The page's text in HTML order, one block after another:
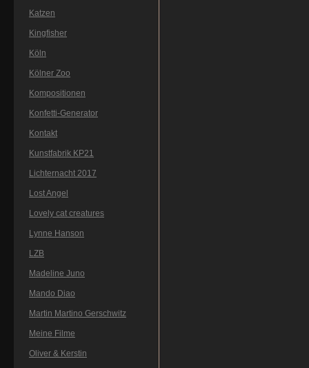
Katzen
Kingfisher
Köln
Kölner Zoo
Kompositionen
Konfetti-Generator
Kontakt
Kunstfabrik KP21
Lichternacht 2017
Lost Angel
Lovely cat creatures
Lynne Hanson
LZB
Madeline Juno
Mando Diao
Martin Martino Gerschwitz
Meine Filme
Oliver & Kerstin